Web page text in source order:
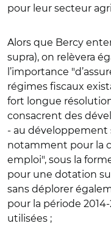
pour leur secteur
Alors que Bercy
supra), on relèvera
l’importance
régimes fiscaux
fort longue
consacrent des
- au développement
notamment pour la
emploi", sous la
pour une dotation
sans déplorer
pour la période
utilisées ;